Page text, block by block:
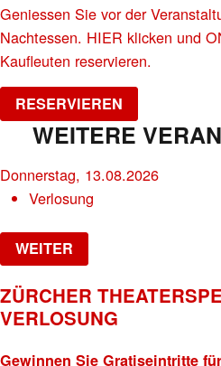
Geniessen Sie vor der
Nachtessen. HIER klicken und
Kaufleuten reservieren.
RESERVIEREN
WEITERE
Donnerstag, 13.08.2026
Verlosung
WEITER
ZÜRCHER
VERLOSUNG
Gewinnen Sie Gratiseintritte